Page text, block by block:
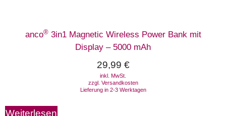
anco®3in1 Magnetic Wireless Power Bank mit
Display – 5000 mAh
29,99 €
inkl. MwSt.
zzgl. Versandkosten
Lieferung in 2-3 Werktagen
Weiterlesen